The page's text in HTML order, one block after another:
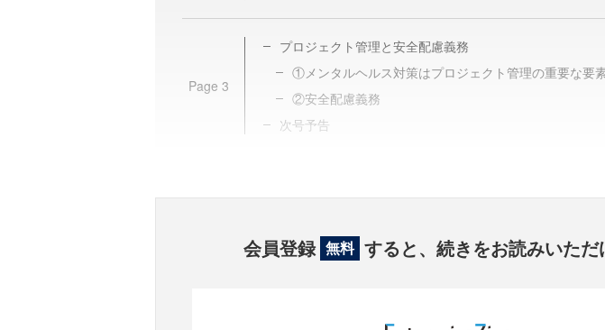
Page 3
プロジェクト管理と安全配慮義務
①メンタルヘルス対策はプロジェクト管理の重要な要
②安全配慮義務
次号予告
会員登録 無料 すると、続きをお読みいただ